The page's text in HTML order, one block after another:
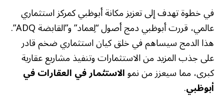
في خطوة تهدف إلى تعزيز مكانة أبوظبي كمركز استثماري
عالمي، قررت أبوظبي دمج أصول “لِعماد” و”القابضة ADQ”.
هذا الدمج سيساهم في خلق كيان استثماري ضخم قادر
على جذب المزيد من الاستثمارات وتنفيذ مشاريع عقارية
كبرى، مما سيعزز من نموالاستثمار في العقارات في
أبوظبي.